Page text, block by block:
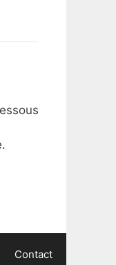
Contact